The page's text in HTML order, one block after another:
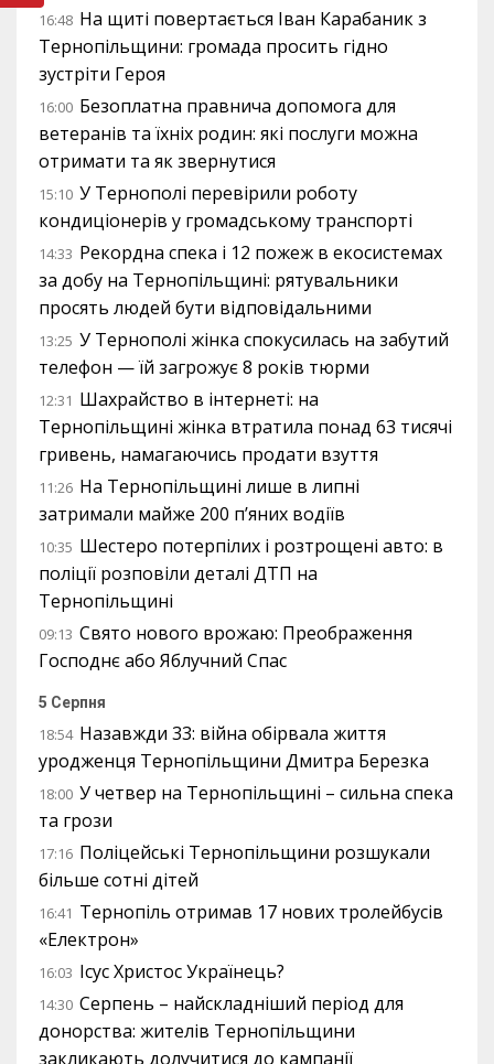
16:48 На щиті повертається Іван Карабаник з
Тернопільщини: громада просить гідно
зустріти Героя
16:00 Безоплатна правнича допомога для
ветеранів та їхніх родин: які послуги можна
отримати та як звернутися
15:10 У Тернополі перевірили роботу
кондиціонерів у громадському транспорті
14:33 Рекордна спека і 12 пожеж в екосистемах
за добу на Тернопільщині: рятувальники
просять людей бути відповідальними
13:25 У Тернополі жінка спокусилась на забутий
телефон — їй загрожує 8 років тюрми
12:31 Шахрайство в інтернеті: на
Тернопільщині жінка втратила понад 63 тисячі
гривень, намагаючись продати взуття
11:26 На Тернопільщині лише в липні
затримали майже 200 п’яних водіїв
10:35 Шестеро потерпілих і розтрощені авто: в
поліції розповіли деталі ДТП на
Тернопільщині
09:13 Свято нового врожаю: Преображення
Господнє або Яблучний Спас
5 Серпня
18:54 Назавжди 33: війна обірвала життя
уродженця Тернопільщини Дмитра Березка
18:00 У четвер на Тернопільщині – сильна спека
та грози
17:16 Поліцейські Тернопільщини розшукали
більше сотні дітей
16:41 Тернопіль отримав 17 нових тролейбусів
«Електрон»
16:03 Ісус Христос Українець?
14:30 Серпень – найскладніший період для
донорства: жителів Тернопільщини
закликають долучитися до кампанії